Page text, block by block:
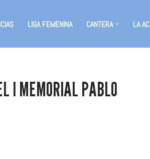
LIGA FEMENINA CANTERA LA
I MEMORIAL PABLO